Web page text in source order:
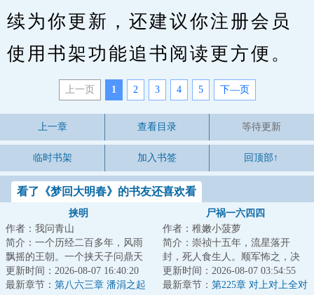
续为你更新，还建议你注册会员
使用书架功能追书阅读更方便。
上一页 1 2 3 4 5 下—页
上一章 查看目录 等待更新
临时书架 加入书签 回顶部↑
看了《梦回大明春》的书友还喜欢看
挟明
作者：我问青山
简介：一个历经二百多年，风雨
飘摇的王朝。一个挟天子问鼎天
下的枭雄。清兵入关，乱我中
华。明末乱局如何...
更新时间：2026-08-07 16:40:20
最新章节： 第八六三章 潘涓之起
尸祸一六四四
作者：稚嫩小菠萝
简介：崇祯十五年，流星落开
封，死人食生人。顺军怖之，决
马家口灌开封，而祸水横流。两
年后，岁的初二学...
更新时间：2026-08-07 03:54:55
最新章节： 第225章 对上对上全对